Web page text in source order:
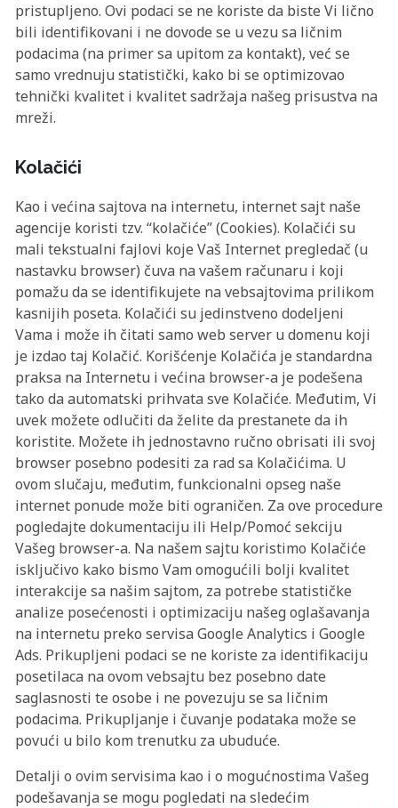
pristupljeno. Ovi podaci se ne koriste da biste Vi lično
bili identifikovani i ne dovode se u vezu sa ličnim
podacima (na primer sa upitom za kontakt), već se
samo vrednuju statistički, kako bi se optimizovao
tehnički kvalitet i kvalitet sadržaja našeg prisustva na
mreži.
Kolačići
Kao i većina sajtova na internetu, internet sajt naše
agencije koristi tzv. “kolačiće” (Cookies). Kolačići su
mali tekstualni fajlovi koje Vaš Internet pregledač (u
nastavku browser) čuva na vašem računaru i koji
pomažu da se identifikujete na vebsajtovima prilikom
kasnijih poseta. Kolačići su jedinstveno dodeljeni
Vama i može ih čitati samo web server u domenu koji
je izdao taj Kolačić. Korišćenje Kolačića je standardna
praksa na Internetu i većina browser-a je podešena
tako da automatski prihvata sve Kolačiće. Međutim, Vi
uvek možete odlučiti da želite da prestanete da ih
koristite. Možete ih jednostavno ručno obrisati ili svoj
browser posebno podesiti za rad sa Kolačićima. U
ovom slučaju, međutim, funkcionalni opseg naše
internet ponude može biti ograničen. Za ove procedure
pogledajte dokumentaciju ili Help/Pomoć sekciju
Vašeg browser-a. Na našem sajtu koristimo Kolačiće
isključivo kako bismo Vam omogućili bolji kvalitet
interakcije sa našim sajtom, za potrebe statističke
analize posećenosti i optimizaciju našeg oglašavanja
na internetu preko servisa Google Analytics i Google
Ads. Prikupljeni podaci se ne koriste za identifikaciju
posetilaca na ovom vebsajtu bez posebno date
saglasnosti te osobe i ne povezuju se sa ličnim
podacima. Prikupljanje i čuvanje podataka može se
povući u bilo kom trenutku za ubuduće.
Detalji o ovim servisima kao i o mogućnostima Vašeg
podešavanja se mogu pogledati na sledećim